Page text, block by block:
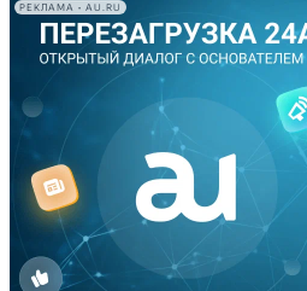
РЕКЛАМА • AU.RU